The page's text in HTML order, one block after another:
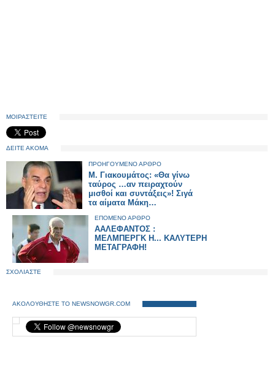
ΜΟΙΡΑΣΤΕΙΤΕ
ΔΕΙΤΕ ΑΚΟΜΑ
ΠΡΟΗΓΟΥΜΕΝΟ ΑΡΘΡΟ
Μ. Γιακουμάτος: «Θα γίνω
ταύρος …αν πειραχτούν
μισθοί και συντάξεις»! Σιγά
τα αίματα Μάκη…
ΕΠΟΜΕΝΟ ΑΡΘΡΟ
ΑΑΛΕΦΑΝΤΟΣ :
ΜΕΛΜΠΕΡΓΚ Η... ΚΑΛΥΤΕΡΗ
ΜΕΤΑΓΡΑΦΗ!
ΣΧΟΛΙΑΣΤΕ
ΑΚΟΛΟΥΘΗΣΤΕ ΤΟ NEWSNOWGR.COM